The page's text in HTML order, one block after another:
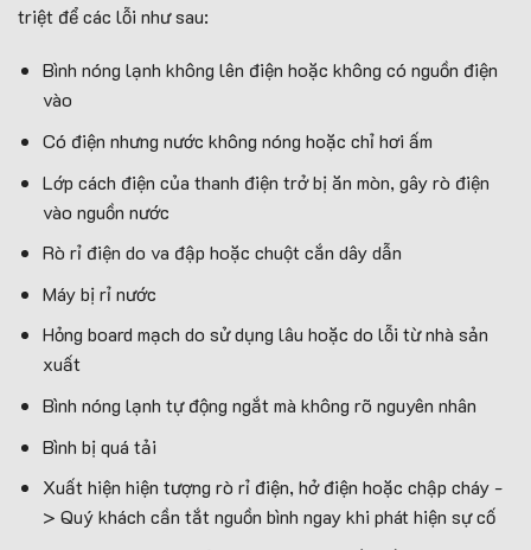
triệt để các lỗi như sau:
Bình nóng lạnh không lên điện hoặc không có nguồn điện
vào
Có điện nhưng nước không nóng hoặc chỉ hơi ấm
Lớp cách điện của thanh điện trở bị ăn mòn, gây rò điện
vào nguồn nước
Rò rỉ điện do va đập hoặc chuột cắn dây dẫn
Máy bị rỉ nước
Hỏng board mạch do sử dụng lâu hoặc do lỗi từ nhà sản
xuất
Bình nóng lạnh tự động ngắt mà không rõ nguyên nhân
Bình bị quá tải
Xuất hiện hiện tượng rò rỉ điện, hở điện hoặc chập cháy -
> Quý khách cần tắt nguồn bình ngay khi phát hiện sự cố